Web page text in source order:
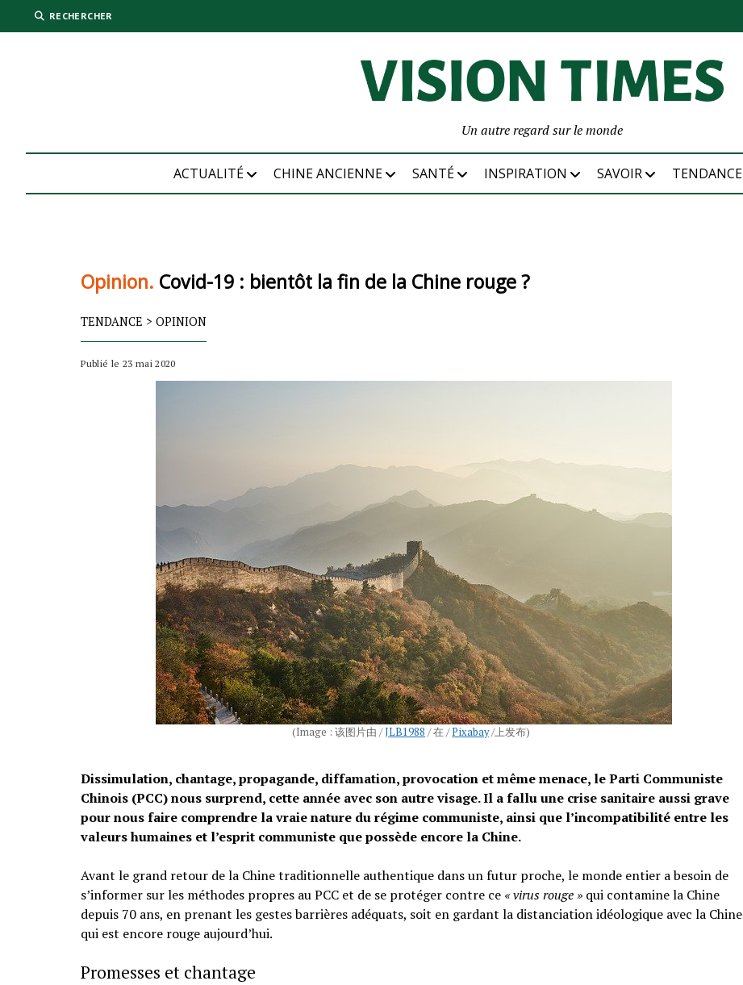
RECHERCHER
Un autre regard sur le monde
ACTUALITÉ CHINE ANCIENNE SANTÉ INSPIRATION SAVOIR TENDANCE
Opinion. Covid-19 : bientôt la fin de la Chine rouge ?
TENDANCE >OPINION
Publié le 23 mai 2020
(Image : 该图片由 /JLB1988 / 在 /Pixabay/上发布)
Dissimulation, chantage, propagande, diffamation, provocation et même menace, le Parti Communiste
Chinois (PCC) nous surprend, cette année avec son autre visage. Il a fallu une crise sanitaire aussi grave
pour nous faire comprendre la vraie nature du régime communiste, ainsi que l’incompatibilité entre les
valeurs humaines et l’esprit communiste que possède encore la Chine.
Avant le grand retour de la Chine traditionnelle authentique dans un futur proche, le monde entier a besoin de
s’informer sur les méthodes propres au PCC et de se protéger contre ce « virus rouge » qui contamine la Chine
depuis 70 ans, en prenant les gestes barrières adéquats, soit en gardant la distanciation idéologique avec la Chine
qui est encore rouge aujourd’hui.
Promesses et chantage